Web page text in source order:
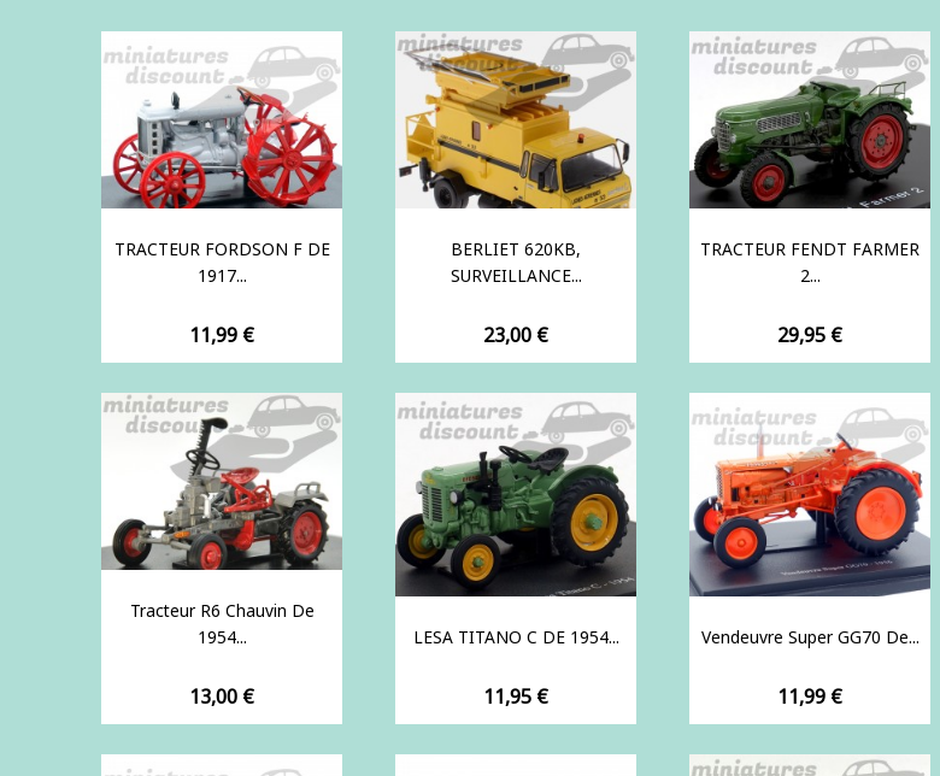
TRACTEUR FORDSON F DE
1917...
Prix
11,99 €
BERLIET 620KB,
SURVEILLANCE...
Prix
23,00 €
TRACTEUR FENDT FARMER
2...
Prix
29,95 €
Tracteur R6 Chauvin De
1954...
Prix
13,00 €
LESA TITANO C DE 1954...
Prix
11,95 €
Vendeuvre Super GG70 De...
Prix
11,99 €